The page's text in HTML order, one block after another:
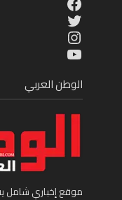
Twitter
Instagram
YouTube
الوطن العربي
موقع إخباري شامل